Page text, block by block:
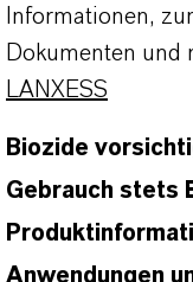
Informationen,
Dokumenten und
LANXESS
Biozide
Gebrauch stets
Anwendungen